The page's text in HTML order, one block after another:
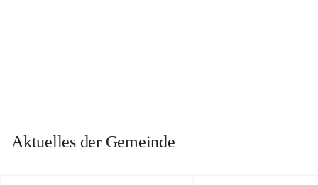
Aktuelles der Gemeinde